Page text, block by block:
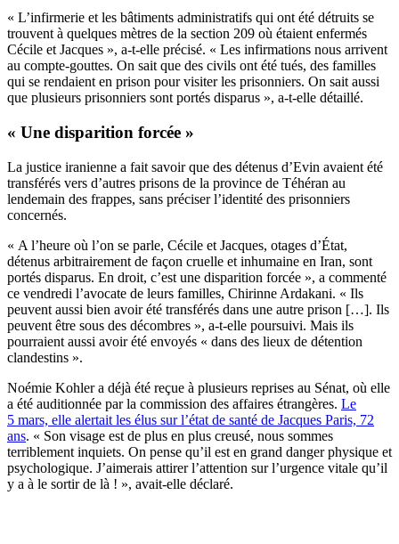
« L’infirmerie et les bâtiments administratifs qui ont été détruits se
trouvent à quelques mètres de la section 209 où étaient enfermés
Cécile et Jacques », a-t-elle précisé. « Les infirmations nous arrivent
au compte-gouttes. On sait que des civils ont été tués, des familles
qui se rendaient en prison pour visiter les prisonniers. On sait aussi
que plusieurs prisonniers sont portés disparus », a-t-elle détaillé.
« Une disparition forcée »
La justice iranienne a fait savoir que des détenus d’Evin avaient été
transférés vers d’autres prisons de la province de Téhéran au
lendemain des frappes, sans préciser l’identité des prisonniers
concernés.
« A l’heure où l’on se parle, Cécile et Jacques, otages d’État,
détenus arbitrairement de façon cruelle et inhumaine en Iran, sont
portés disparus. En droit, c’est une disparition forcée », a commenté
ce vendredi l’avocate de leurs familles, Chirinne Ardakani. « Ils
peuvent aussi bien avoir été transférés dans une autre prison […]. Ils
peuvent être sous des décombres », a-t-elle poursuivi. Mais ils
pourraient aussi avoir été envoyés « dans des lieux de détention
clandestins ».
Noémie Kohler a déjà été reçue à plusieurs reprises au Sénat, où elle
a été auditionnée par la commission des affaires étrangères. Le
5 mars, elle alertait les élus sur l’état de santé de Jacques Paris, 72
ans. « Son visage est de plus en plus creusé, nous sommes
terriblement inquiets. On pense qu’il est en grand danger physique et
psychologique. J’aimerais attirer l’attention sur l’urgence vitale qu’il
y a à le sortir de là ! », avait-elle déclaré.